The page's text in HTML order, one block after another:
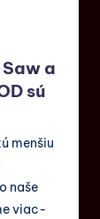
a
sú
menšiu
naše
viac-